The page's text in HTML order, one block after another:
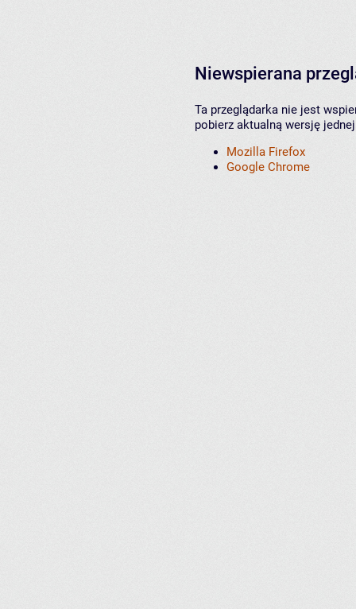
Niewspierana
Ta przeglądarka nie jest
pobierz aktualną wersję
Mozilla Firefox
Google Chrome